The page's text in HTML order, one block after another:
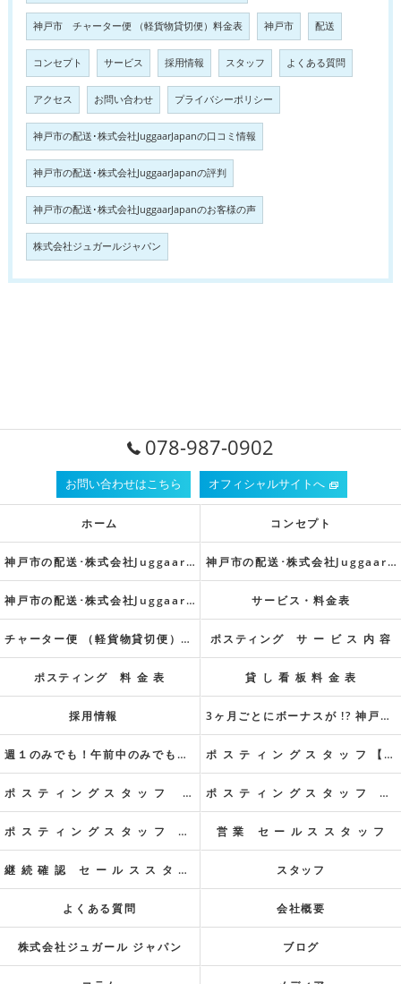
神戸市 チャーター便 （軽貨物貸切便）料金表 神戸市 配送
コンセプト サービス 採用情報 スタッフ よくある質問
アクセス お問い合わせ プライバシーポリシー
神戸市の配送･株式会社JuggaarJapanの口コミ情報
神戸市の配送･株式会社JuggaarJapanの評判
神戸市の配送･株式会社JuggaarJapanのお客様の声
株式会社ジュガールジャパン
078-987-0902
お問い合わせはこちら オフィシャルサイトへ
ホーム コンセプト
神戸市の配送･株式会社Juggaar Japanの口コミ情報 神戸市の配送･株式会社Juggaar Japanのお客様の声
神戸市の配送･株式会社Juggaar Japanの評判 サービス・料金表
チャーター便 （軽貨物貸切便）料金表 ポスティング サ ー ビ ス 内 容
ポスティング 料 金 表 貸 し 看 板 料 金 表
採用情報 3ヶ月ごとにボーナスが !? 神戸市北区 軽貨物 ドライバー
週１のみでも！午前中のみでも！午後のみでも！ok！ ポ ス テ ィ ン グ ス タ ッ フ 【 兵 庫 県 全 域 】
ポ ス テ ィ ン グ ス タ ッ フ 【 神 戸 市 北 区 】 ポ ス テ ィ ン グ ス タ ッ フ 【 神 戸 市 須 磨 区 】
ポ ス テ ィ ン グ ス タ ッ フ 【 神 戸 市 垂 水 区 】 営 業 セ ー ル ス ス タ ッ フ
継 続 確 認 セ ー ル ス ス タ ッ フ スタッフ
よくある質問 会社概要
株式会社ジュガール ジャパン ブログ